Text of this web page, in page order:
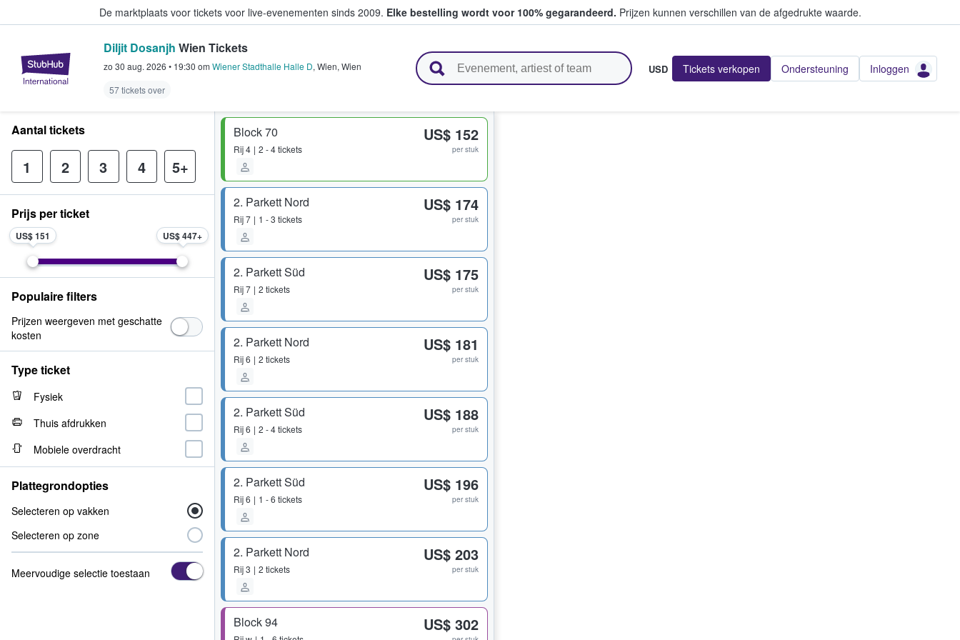
De marktplaats voor tickets voor live-evenementen sinds 2009. Elke bestelling wordt voor 100% gegarandeerd. Prijzen kunnen verschillen van de afgedrukte waarde.
StubHub: waar fans tickets kopen en verkopen
Diljit Dosanjh Wien Tickets
zo 30 aug. 2026 • 19:30 om Wiener Stadthalle Halle D, Wien, Wien
57 tickets over
USD Tickets verkopen Ondersteuning Inloggen
Block 70
Rij4 2 - 4 tickets
US$ 152
per stuk
2. Parkett Nord
Rij7 1 - 3 tickets
US$ 174
per stuk
2. Parkett Süd
Rij7 2 tickets
US$ 175
per stuk
2. Parkett Nord
Rij6 2 tickets
US$ 181
per stuk
2. Parkett Süd
Rij6 2 - 4 tickets
US$ 188
per stuk
2. Parkett Süd
Rij6 1 - 6 tickets
US$ 196
per stuk
2. Parkett Nord
Rij3 2 tickets
US$ 203
per stuk
Block 94 US$ 302
Aantal tickets
1 2 3 4 5+
Prijs per ticket
US$ 151 US$ 447
Populaire filters
Prijzen weergeven met geschatte
kosten
Type ticket
Fysiek
Thuis afdrukken
Mobiele overdracht
Plattegrondopties
Selecteren op vakken
Selecteren op zone
Meervoudige selectie toestaan